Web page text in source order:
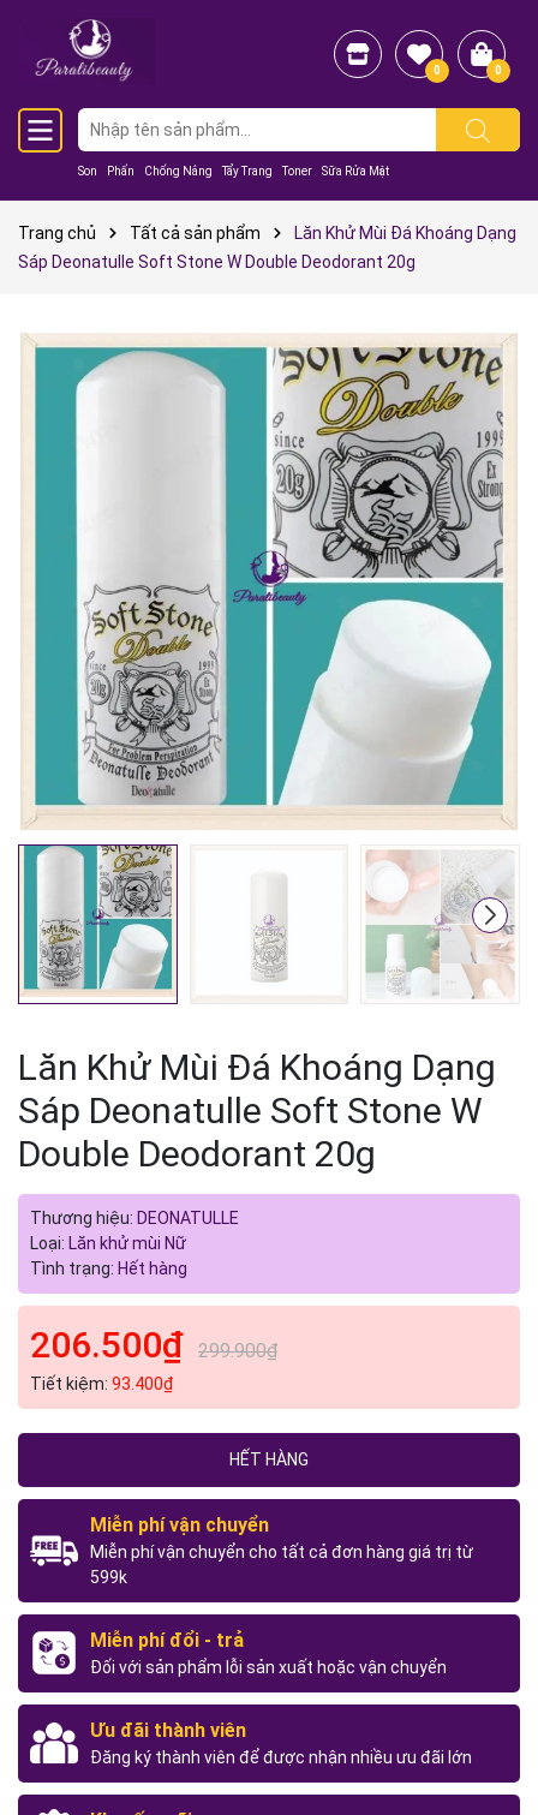
Son Phấn Chống Nắng Tẩy Trang Toner Sữa Rửa Mặt
0 0
Trang chủ Tất cả sản phẩm
Lăn Khử Mùi Đá Khoáng Dạng
Sáp Deonatulle Soft Stone W Double Deodorant 20g
Lăn Khử Mùi Đá Khoáng Dạng
Sáp Deonatulle Soft Stone W
Double Deodorant 20g
Thương hiệu: DEONATULLE
Loại: Lăn khử mùi Nữ
Tình trạng: Hết hàng
206.500₫ 299.900₫
Tiết kiệm: 93.400₫
HẾT HÀNG
Miễn phí vận chuyển
Miễn phí vận chuyển cho tất cả đơn hàng giá trị từ
599k
Miễn phí đổi - trả
Đối với sản phẩm lỗi sản xuất hoặc vận chuyển
Ưu đãi thành viên
Đăng ký thành viên để được nhận nhiều ưu đãi lớn
Mã giảm giá:
Ngày hết hạn: